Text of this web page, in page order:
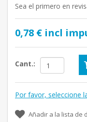
Sea el primero en
0,78 € incl
Cant.:
Por favor, seleccione
Añadir a la lista de